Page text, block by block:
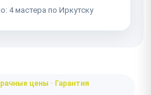
4 мастера по Иркутску
цены · Гарантия